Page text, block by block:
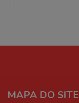
MAPA DO SITE